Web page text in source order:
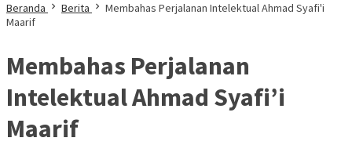
Beranda Berita
Membahas Perjalanan Intelektual Ahmad Syafi'i
Maarif
Membahas Perjalanan
Intelektual Ahmad Syafi’i
Maarif